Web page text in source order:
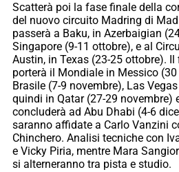
Scatterà poi la fase finale della
del nuovo circuito Madring di
passerà a Baku, in Azerbaigian
Singapore (9-11 ottobre), e al
Austin, in Texas (23-25 ottobre).
porterà il Mondiale in Messico
Brasile (7-9 novembre), Las
quindi in Qatar (27-29 novembre)
concluderà ad Abu Dhabi (4-6
saranno affidate a Carlo Vanzini
Chinchero. Analisi tecniche con
e Vicky Piria, mentre Mara
si alterneranno tra pista e studio.